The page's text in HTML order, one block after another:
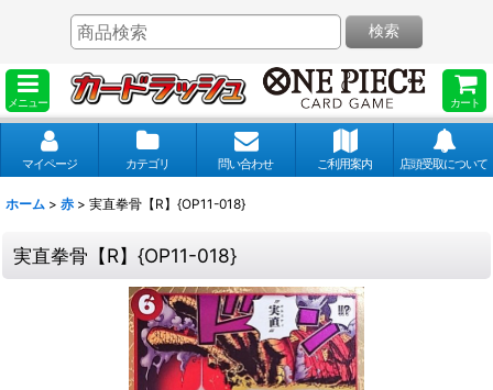
メニュー カート
検索
マイページ カテゴリ 問い合わせ ご利用案内 店頭受取について
ホーム > 赤 > 実直拳骨【R】{OP11-018}
実直拳骨【R】{OP11-018}